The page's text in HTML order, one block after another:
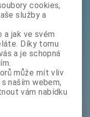
1 mm,
s
cookies,
služby a
a jak ve svém
Díky tomu
a je schopná
může mít vliv
naším webem,
vám nabídku